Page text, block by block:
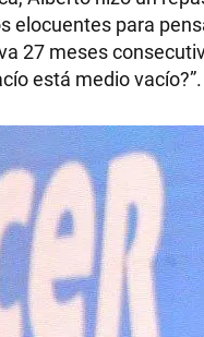
elocuentes para
27 meses
está medio vacío?”.